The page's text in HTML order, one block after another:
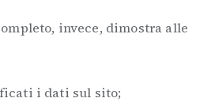
invece, dimostra alle
i dati sul sito;